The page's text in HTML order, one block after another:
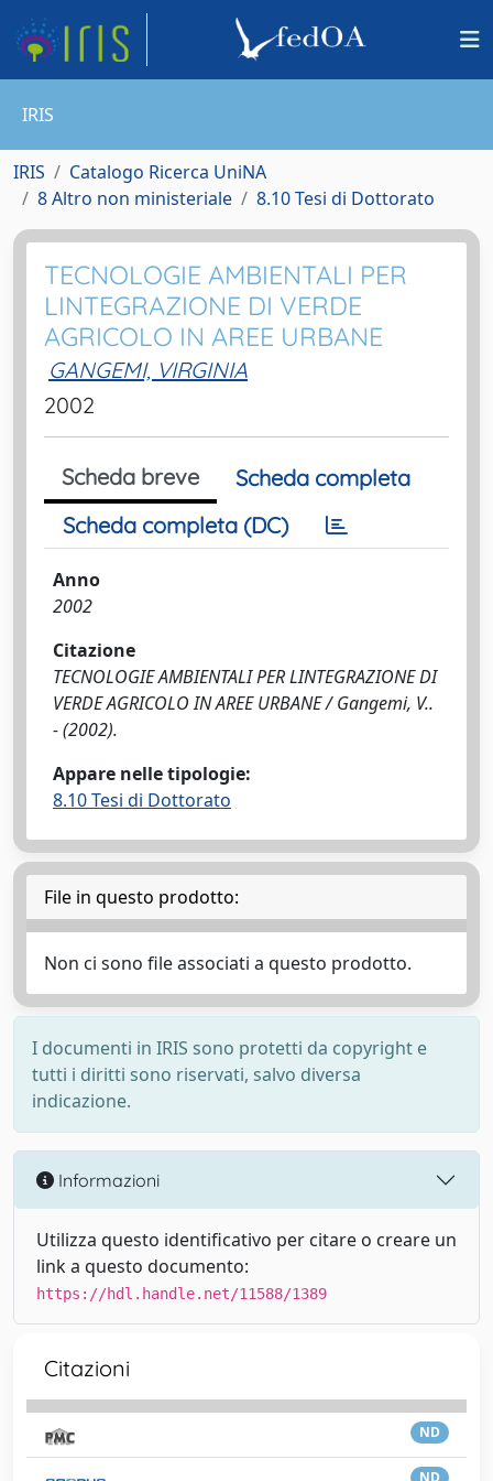
IRIS
IRIS
Catalogo Ricerca UniNA
8 Altro non ministeriale
8.10 Tesi di Dottorato
TECNOLOGIE AMBIENTALI PER
LINTEGRAZIONE DI VERDE
AGRICOLO IN AREE URBANE
GANGEMI, VIRGINIA
2002
Scheda breve
Scheda completa
Scheda completa (DC)
Anno
2002
Citazione
TECNOLOGIE AMBIENTALI PER LINTEGRAZIONE DI
VERDE AGRICOLO IN AREE URBANE / Gangemi, V..
- (2002).
Appare nelle tipologie:
8.10 Tesi di Dottorato
File in questo prodotto:
Non ci sono file associati a questo prodotto.
I documenti in IRIS sono protetti da copyright e
tutti i diritti sono riservati, salvo diversa
indicazione.
Informazioni
Utilizza questo identificativo per citare o creare un
link a questo documento:
https://hdl.handle.net/11588/1389
Citazioni
ND